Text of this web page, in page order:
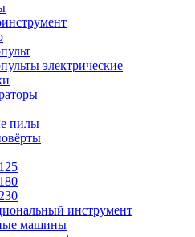
электрические
пилы
инструмент
машины